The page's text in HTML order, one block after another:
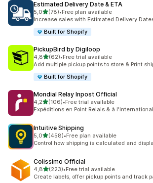
Estimated Delivery Date & ETA
5,05 yıldız üzerinden
(78)
toplam 78 değerlendirme
•Free plan available
Increase sales with Estimated Delivery
Built for Shopify
PickupBird by Digiloop
4,85 yıldız üzerinden
(62)
toplam 62 değerlendirme
•Free trial available
Add multiple pickup points to store & Print
Built for Shopify
Mondial Relay Inpost Official
4,25 yıldız üzerinden
(106)
toplam 106 değerlendirme
•Free trial available
Expéditions en Point Relais & à l'International
Intuitive Shipping
5,05 yıldız üzerinden
(458)
toplam 458 değerlendirme
•Free plan available
Control how shipping is calculated and
Colissimo Official
4,85 yıldız üzerinden
(223)
toplam 223 değerlendirme
•Free trial available
Create labels, offer pickup points and track